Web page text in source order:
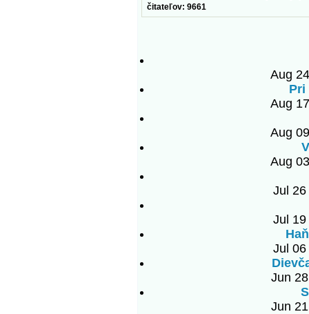
čitateľov: 9661
Aug
Pri
Aug
Aug
Aug
Jul
Jul
Jul
Jun
Jun